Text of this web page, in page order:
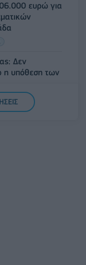
ευρώ για
Δεν
η υπόθεση των